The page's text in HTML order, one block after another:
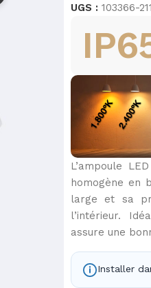
UGS :103366-
4000K
L’ampoule
homogène en
large et sa
l’intérieur.
assure une
Installer